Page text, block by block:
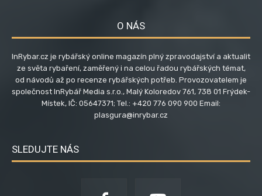
O NÁS
InRybar.cz je rybářský online magazín plný zpravodajství a aktualit
ze světa rybaření, zaměřený i na celou řadou rybářských témat,
od návodů až po recenze rybářských potřeb. Provozovatelem je
společnost InRybář Media s.r.o., Malý Koloredov 761, 738 01 Frýdek-
Místek, IČ: 05647371; Tel.: +420 776 090 900 Email:
plasgura@inrybar.cz
SLEDUJTE NÁS